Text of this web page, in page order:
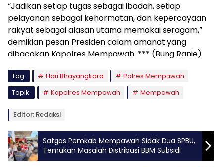
“Jadikan setiap tugas sebagai ibadah, setiap
pelayanan sebagai kehormatan, dan kepercayaan
rakyat sebagai alasan utama memakai seragam,”
demikian pesan Presiden dalam amanat yang
dibacakan Kapolres Mempawah. *** (Bung Ranie)
Tag: Hari Bhayangkara
Polres Mempawah
Topik:
Kapolres Mempawah Mempawah
Editor: Redaksi
Satgas Pemkab Mempawah Sidak Dua SPBU,
Temukan Masalah Distribusi BBM Subsidi